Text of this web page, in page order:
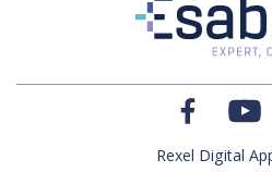
Rexel Digital